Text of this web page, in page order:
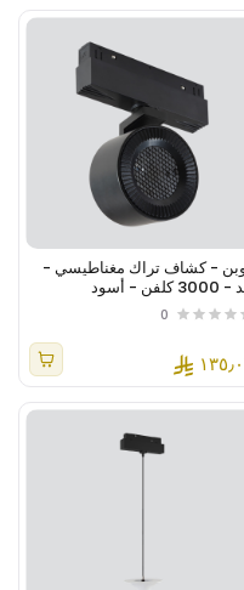
- كشاف تراك مغناطيسي -
كلفن - أسود
0